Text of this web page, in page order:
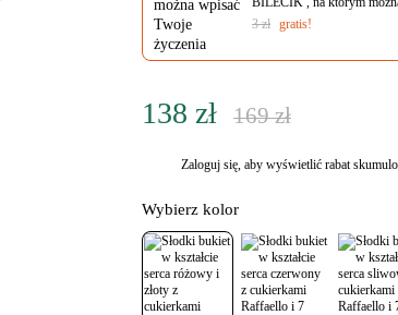
3 zł gratis!
138 zł 169 zł
Zaloguj się , aby wyświetlić rabat
Wybierz kolor